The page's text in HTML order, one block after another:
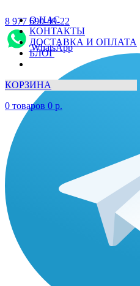
О НАС
КОНТАКТЫ
ДОСТАВКА И ОПЛАТА
БЛОГ
КОРЗИНА
0 товаров 0 р.
8 977 690-49-22
WhatsApp